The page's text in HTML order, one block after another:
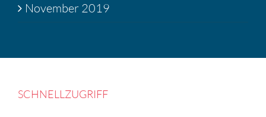
November 2019
SCHNELL­ZU­GRIFF